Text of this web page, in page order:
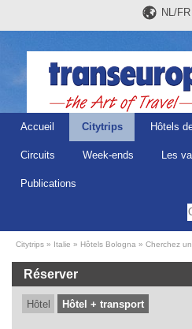
NL/FR
Accueil Citytrips Hôtels
Circuits Week-ends Les
Publications
Citytrips Italie Hôtels Bologna Cherchez
Réserver
Hôtel Hôtel + transport